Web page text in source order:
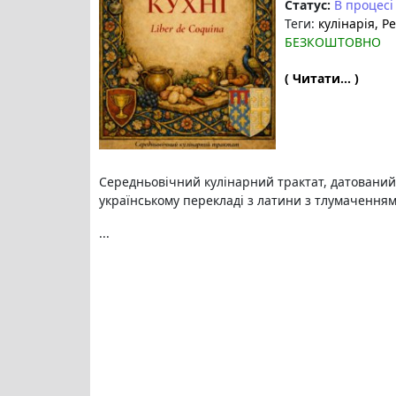
Статус: В
Теги: кулінарія,
БЕЗКОШТОВНО
( Читати... )
Середньовічний кулінарний трактат,
українському перекладі з латини з
...